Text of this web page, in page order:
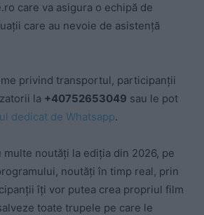
care va asigura o echipă de
care au nevoie de asistență
privind transportul, participanții
la +40752653049 sau le pot
dedicat de Whatsapp.
multe noutăți la ediția din 2026, pe
noutăți în timp real, prin
îți vor putea crea propriul film
toate trupele pe care le